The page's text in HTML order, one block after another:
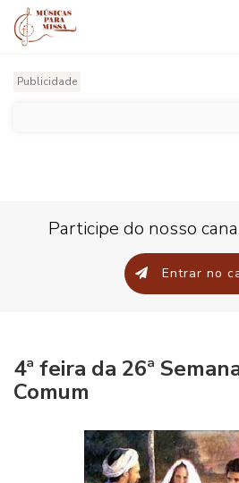
Publicidade
Participe do nosso
Entrar no
4ª feira da 26ª
Comum